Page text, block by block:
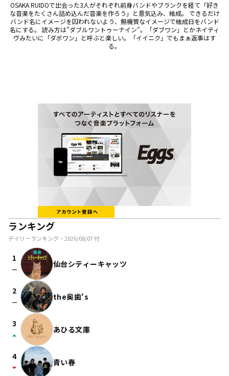
OSAKA RUIDOで出会った3人がそれぞれ前身バンドやブランクを経て「好き
な音楽をたくさん詰め込んだ音楽を作ろう」と意気込み、結成。 できるだけ
バンド名にイメージを囚われないよう、無機質なイメージで結成日をバンド
名にする。 読み方は”ダブルワントゥーナイン”。「ダブワン」とかネイティ
ヴみたいに「ダボワン」と呼ぶと楽しい。「イイニク」でもまぁ返事はす
る。
ランキング
デイリーランキング・ 2026/08/07付
1
check_indeterminate_small 仙台シティーキャッツ
2
check_indeterminate_small the奥歯's
3
arrow_drop_up あひる文庫
4
arrow_drop_down 青い春